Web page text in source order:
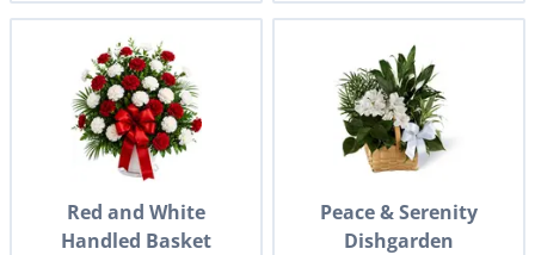
Red and White
Handled Basket
Peace & Serenity
Dishgarden